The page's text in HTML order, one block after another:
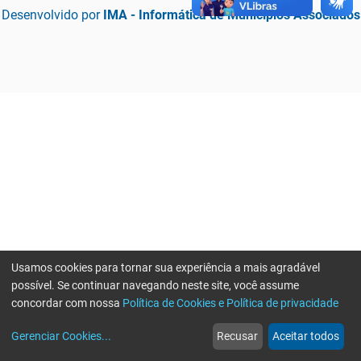
Desenvolvido por IMA - Informática de Municípios Associados
web
Notícias
more_horiz
Mais
Usamos cookies para tornar sua experiência a mais agradável
possível. Se continuar navegando neste site, você assume
concordar com nossa Política de Cookies e Política de privacidade
Gerenciar Cookies... Recusar Aceitar todos
Erro ao enviar informações, por favor tente novamente